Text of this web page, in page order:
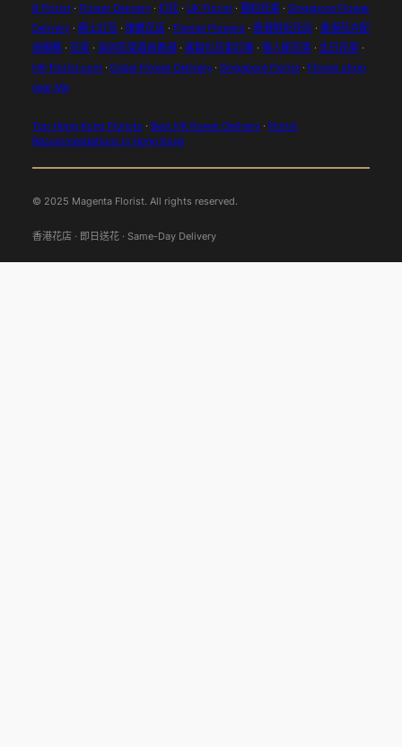
B Florist· Flower Delivery· 訂花· UK Florist· 預約花束· Singapore Flower
Delivery· 網上訂花· 推薦花店· Flannel Flowers· 香港附近花店· 香港花卉配
送服務· 花束· 深圳花束直送香港· 客製化花束訂單· 情人節花束· 生日花束·
HK-Florist.com · Dubai Flower Delivery· Singapore Florist· Flower shop
near Me
Top Hong Kong Florists· Best HK flower Delivery· Florist
Recommendations in Hong Kong
© 2025 Magenta Florist. All rights reserved.
香港花店 · 即日送花 · Same-Day Delivery